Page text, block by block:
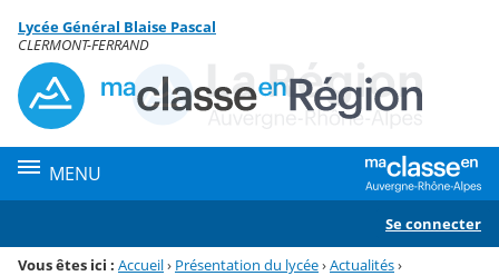
Menu de la rubrique
Contenu
Lycée Général Blaise Pascal
CLERMONT-FERRAND
MENU
Se connecter
Vous êtes ici : Accueil› Présentation du lycée›Actualités›